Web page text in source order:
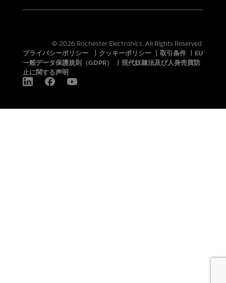
© 2026 Rochester Electronics. All Rights Reserved.
プライバシーポリシー
クッキーポリシー 取引条件
EU
一般データ保護規則（GDPR）
現代奴隷法及び人身売買防
止に関する声明